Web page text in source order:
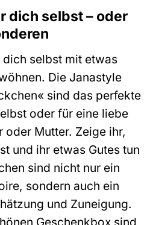
dich selbst – oder
selbst mit etwas
Die Janastyle
sind das perfekte
oder für eine liebe
oder Mutter. Zeige ihr,
und ihr etwas Gutes tun
sind nicht nur ein
sondern auch ein
und Zuneigung.
Geschenkbox sind